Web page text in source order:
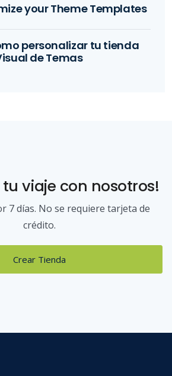
your Theme Templates
personalizar tu tienda
de Temas
tu viaje con nosotros!
7 días. No se requiere tarjeta de
crédito.
Crear Tienda